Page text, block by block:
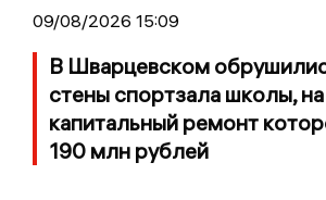
09/08/2026 15:09
В Шварцевском
стены спортзала школы, на
капитальный ремонт
190 млн рублей